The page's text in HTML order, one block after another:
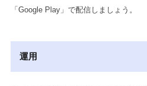
「Google Play」で配信しましょう。
運用